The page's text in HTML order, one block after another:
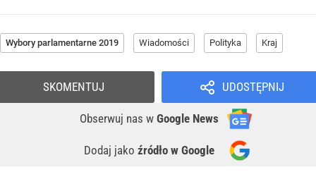
Wybory parlamentarne 2019 Wiadomości Polityka Kraj
UDOSTĘPNIJ
Obserwuj nas w Google News
Dodaj jako źródło w Google
SKOMENTUJ